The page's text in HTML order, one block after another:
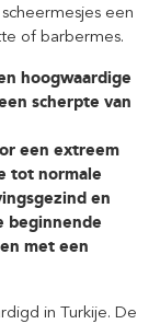
een
of barbermes.
hoogwaardige
scherpte van
een extreem
tot normale
en
beginnende
met een
in Turkije. De